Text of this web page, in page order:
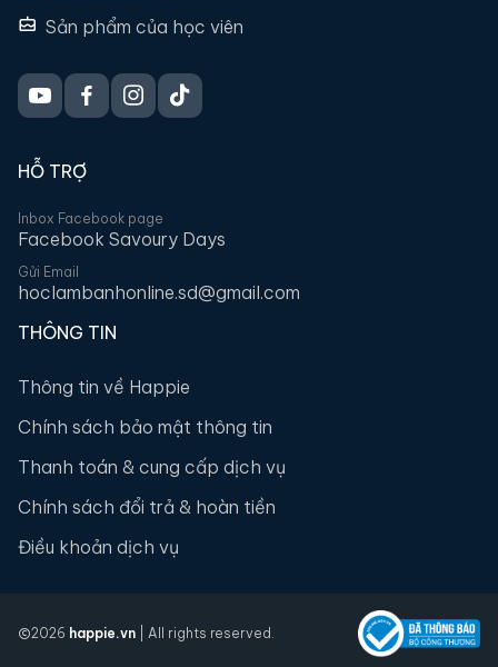
Sản phẩm của học viên
HỖ TRỢ
Inbox Facebook page
Facebook Savoury Days
Gửi Email
hoclambanhonline.sd@gmail.com
THÔNG TIN
Thông tin về Happie
Chính sách bảo mật thông tin
Thanh toán & cung cấp dịch vụ
Chính sách đổi trả & hoàn tiền
Điều khoản dịch vụ
2026 happie.vn | All rights reserved.